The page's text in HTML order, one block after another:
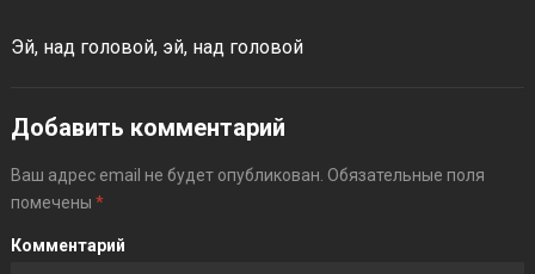
Эй, над головой, эй, над головой
Добавить комментарий
Ваш адрес email не будет опубликован. Обязательные поля
помечены *
Комментарий